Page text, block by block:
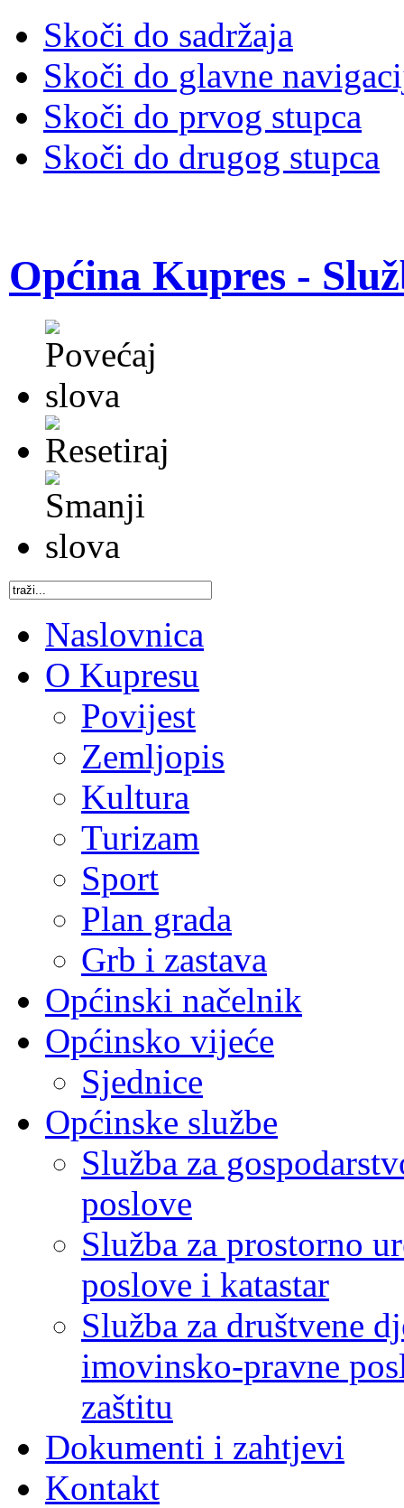
Skoči do sadržaja
Skoči do glavne
Skoči do prvog stupca
Skoči do drugog stupca
Općina Kupres -
Naslovnica
O Kupresu
Povijest
Zemljopis
Kultura
Turizam
Sport
Plan grada
Grb i zastava
Općinski načelnik
Općinsko vijeće
Sjednice
Općinske službe
Služba za
poslove
Služba za prostorno
poslove i katastar
Služba za društvene
imovinsko-pravne
zaštitu
Dokumenti i zahtjevi
Kontakt